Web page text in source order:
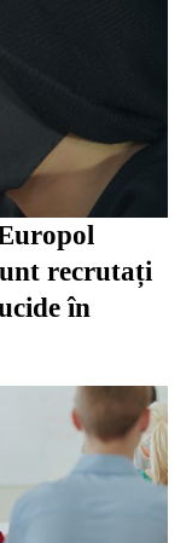
recrutați
în